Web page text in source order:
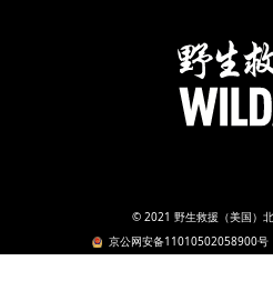
© 2021 野生救援（美国）
京公网安备11010502058900号